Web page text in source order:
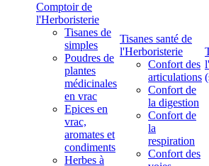
Comptoir de
l'Herboristerie
Tisanes de
simples
Poudres de
plantes
médicinales
en vrac
Epices en
vrac,
aromates et
condiments
Herbes à
Tisanes santé de
l'Herboristerie
Confort des
articulations
Confort de
la digestion
Confort de
la
respiration
Confort des